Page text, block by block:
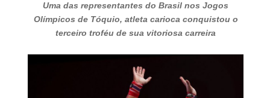
Uma das representantes do Brasil nos Jogos
Olímpicos de Tóquio, atleta carioca conquistou o
terceiro troféu de sua vitoriosa carreira